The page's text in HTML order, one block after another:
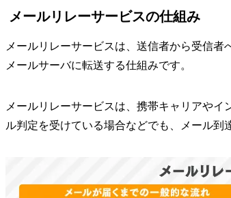
メールリレーサービスの仕組み
メールリレーサービスは、送信者から受信
メールサーバに転送する仕組みです。
メールリレーサービスは、携帯キャリアや
ル判定を受けている場合などでも、メール到